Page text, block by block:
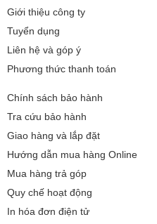
Giới thiệu công ty
Tuyển dụng
Liên hệ và góp ý
Phương thức thanh toán
Chính sách bảo hành
Tra cứu bảo hành
Giao hàng và lắp đặt
Hướng dẫn mua hàng Online
Mua hàng trả góp
Quy chế hoạt động
In hóa đơn điện tử